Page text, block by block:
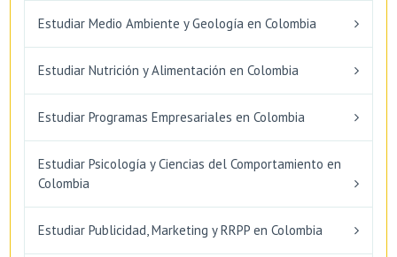
Estudiar Medio Ambiente y Geología en Colombia
Estudiar Nutrición y Alimentación en Colombia
Estudiar Programas Empresariales en Colombia
Estudiar Psicología y Ciencias del Comportamiento en
Colombia
Estudiar Publicidad, Marketing y RRPP en Colombia